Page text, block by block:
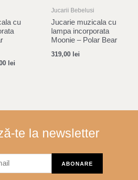
cu
lei
Jucarii Bebelusi
Jucarie muzicala cu
lampa incorporata
Moonie – Polar Bear
319,00 lei
te la newsletter